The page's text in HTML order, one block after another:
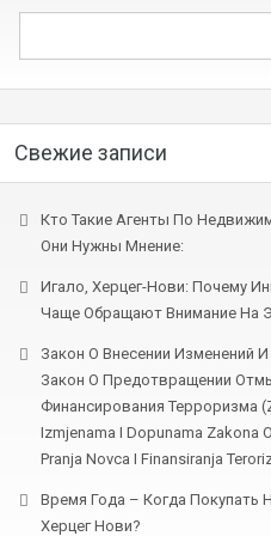
Свежие записи
Кто Такие Агенты По
Они Нужны Мнение:
Игало, Херцег-Нови: Почему
Чаще Обращают Внимание На
Закон О Внесении Изменений
Закон О Предотвращении
Финансирования Терроризма
Izmjenama I Dopunama Zakona
Pranja Novca I Finansiranja
Время Года – Когда Покупать
Херцег Нови?